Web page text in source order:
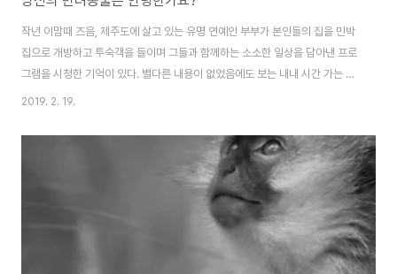
작년 이맘때 즈음, 제주도에 살고 있는 유명 연예인 부부가 본인들의 집을 민박
집으로 개방하고 투숙객을 들이며 그들과 함께하는 소소한 일상을 담아낸 프로
그램을 시청한 기억이 있다. 별다른 내용이 없었음에도 보는 내내 시간 가는 줄
몰랐었는데, 아무래도 아름다운 제주도의 풍경과 잔잔한 민박집만의 그 특별한
카메라를 의식하지 않고 넓은 마당 혹은 집 안에서 자유분방하게 어슬렁거리는
개와 고양이들의 장면은 보는 이로 하여금 미소를 자아내게 하는 재미를 더했
다. 이처럼 반려동물과 함께 침대에서 뒹구는 친근한 모습들이 이제는 낯설지
않을 정도로, 그들은 우리 삶 속 깊이 들어왔다. 주변만 보더라도 개나 고양이를
2019. 2. 19.